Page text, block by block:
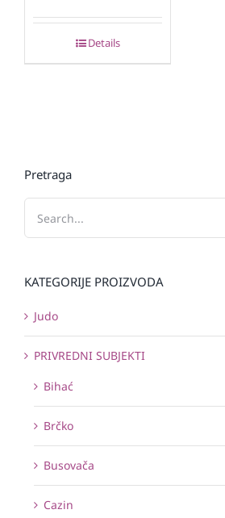
Details
Pretraga
KATEGORIJE PROIZVODA
Judo
PRIVREDNI SUBJEKTI
Bihać
Brčko
Busovača
Cazin